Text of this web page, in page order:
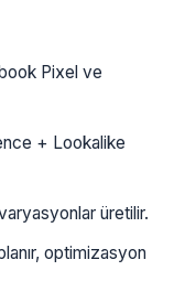
Pixel ve
+ Lookalike
üretilir.
optimizasyon